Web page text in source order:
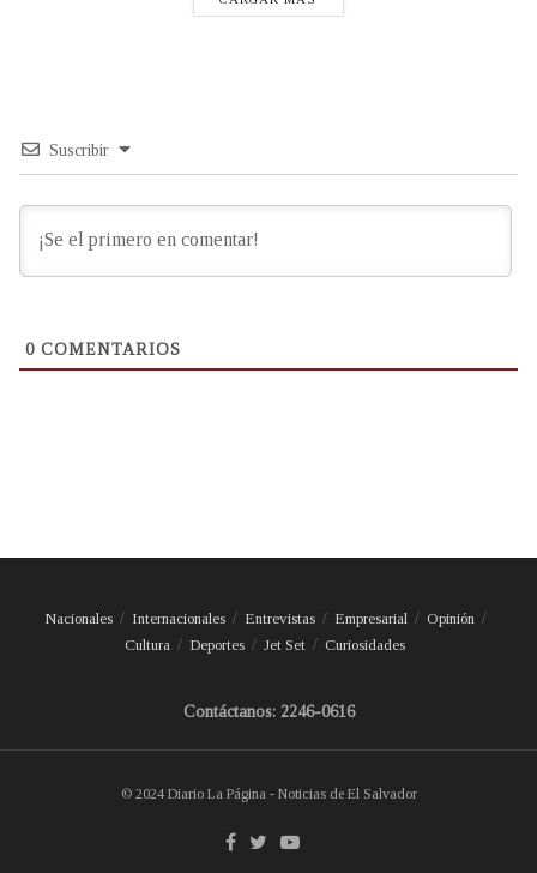
Suscribir
0 COMENTARIOS
Nacionales Internacionales Entrevistas Empresarial
Opinión
Cultura
Deportes Jet Set Curiosidades
Contáctanos: 2246-0616
© 2024 Diario La Página - Noticias de El Salvador